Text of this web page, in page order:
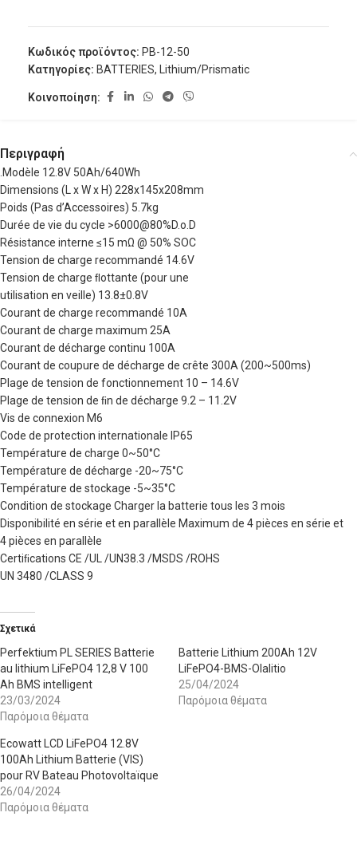
Κωδικός προϊόντος: PB-12-50
Κατηγορίες: BATTERIES, Lithium/Prismatic
Κοινοποίηση:
Περιγραφή
.Modèle 12.8V 50Ah/640Wh
Dimensions (L x W x H) 228x145x208mm
Poids (Pas d’Accessoires) 5.7kg
Durée de vie du cycle >6000@80%D.o.D
Résistance interne ≤15 mΩ @ 50% SOC
Tension de charge recommandé 14.6V
Tension de charge ﬂottante (pour une
utilisation en veille) 13.8±0.8V
Courant de charge recommandé 10A
Courant de charge maximum 25A
Courant de décharge continu 100A
Courant de coupure de décharge de crête 300A (200~500ms)
Plage de tension de fonctionnement 10 – 14.6V
Plage de tension de ﬁn de décharge 9.2 – 11.2V
Vis de connexion M6
Code de protection internationale IP65
Température de charge 0~50°C
Température de décharge -20~75°C
Température de stockage -5~35°C
Condition de stockage Charger la batterie tous les 3 mois
Disponibilité en série et en parallèle Maximum de 4 pièces en série et
4 pièces en parallèle
Certiﬁcations CE /UL /UN38.3 /MSDS /ROHS
UN 3480 /CLASS 9
Σχετικά
Perfektium PL SERIES Batterie
au lithium LiFePO4 12,8 V 100
Ah BMS intelligent
23/03/2024
Παρόμοια θέματα
Batterie Lithium 200Ah 12V
LiFePO4-BMS-Olalitio
25/04/2024
Παρόμοια θέματα
Ecowatt LCD LiFePO4 12.8V
100Ah Lithium Batterie (VIS)
pour RV Bateau Photovoltaïque
26/04/2024
Παρόμοια θέματα